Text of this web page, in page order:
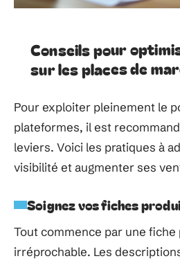
Conseils pour
sur les places de
Pour exploiter pleinement le
plateformes, il est
leviers. Voici les pratiques à
visibilité et augmenter ses
Soignez vos fiches
Tout commence par une fiche
irréprochable. Les